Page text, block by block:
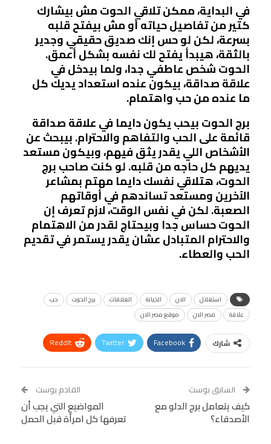
في البداية، ممكن تلاقي الحوت مش بيشارك
كتير من تفاصيل حياته أو مش بيفتح قلبه
بسرعة، لكن لو حس إنك صديق حقيقي وجدير
بالثقة، هيبدأ يفتح لك نفسه بشكل أعمق.
الحوت شخص عاطفي جدا، ولما بيدخل في
علاقة صداقة، بيكون عنده استعداد يديك كل
ما عنده من حب واهتمام.
برج الحوت بيحب يكون دايما في علاقة صداقة
قائمة على الحب والتفاهم والاحترام. بيبحث عن
الأشخاص اللي يقدر يثق فيهم، وبيكون مستعد
يديهم كل حاجه من قلبه. لو كنت صاحب برج
الحوت، هتلاقي نفسك دايما مهتم بمشاعر
الآخرين ومستعد تساندهم في أوقاتهم
الصعبة. لكن في نفس الوقت، لازم تعرف إن
الحوت حساس جدا وبيحتاج لقدر من الاهتمام
والاحترام المتبادل عشان يقدر يستمر في تقديم
الحب والعطاء.
استغلال الان الخيانة العلاقات برج الحوت
حب
علاقة
مصر الان موقع مصر الان
شارك Facebook
Twitter
ReddIt
Tumblr
البريد الإلكتروني
VK
Digg
BlackBerry
Viber
السابق بوست
كيف يتعامل برج الدلو مع
الأصدقاء؟
القادم بوست
المواضيع التي يجب أن
تعرفها كل امرأة قبل الحمل